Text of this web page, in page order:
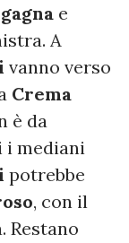
e
A
vanno verso
Crema
è da
i mediani
potrebbe
, con il
Restano